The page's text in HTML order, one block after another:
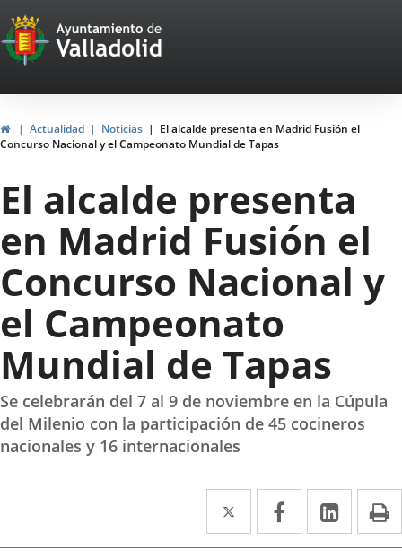
Portal
Web
del
Ayuntamiento
de
Valladolid
HomeActualidad Noticias
El alcalde presenta en Madrid Fusión el
Concurso Nacional y el Campeonato Mundial de Tapas
El alcalde presenta
en Madrid Fusión el
Concurso Nacional y
el Campeonato
Mundial de Tapas
Se celebrarán del 7 al 9 de noviembre en la Cúpula
del Milenio con la participación de 45 cocineros
nacionales y 16 internacionales
Twitter
Enlace
a
Facebook
Enlace
a
Enlace
a